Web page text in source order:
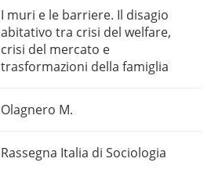
I muri e le barriere. Il disagio
abitativo tra crisi del welfare,
crisi del mercato e
trasformazioni della famiglia
Olagnero M.
Rassegna Italia di Sociologia